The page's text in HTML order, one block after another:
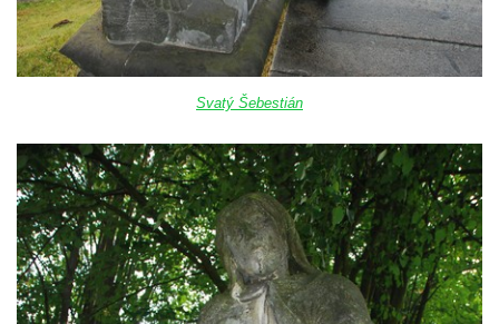
Svatý Šebestián